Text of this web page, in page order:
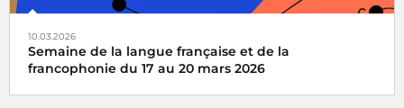
10.03.2026
Semaine de la langue française et de la
francophonie du 17 au 20 mars 2026